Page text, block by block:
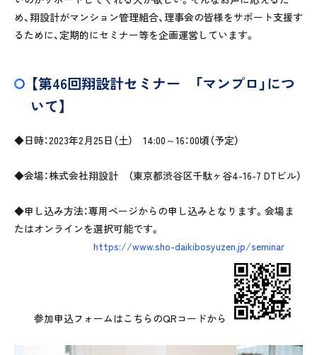
め、翔設計がマンション管理組合、理事会の皆様をサポート支援す
るために、定期的にセミナー等を企画運営しています。
【第46回翔設計セミナー 「マンプロ」につ
いて】
◆日時：2023年2月25日（土） 14:00～16：00頃（予定）
◆会場：株式会社翔設計 （東京都渋谷区千駄ヶ谷4-16-7 DTビル）
◆申し込み方法：専用ページからの申し込みとなります。会場ま
たはオンラインを選択可能です。
https://www.sho-daikibosyuzen.jp/seminar
参加申込フォームはこちらのQRコードから